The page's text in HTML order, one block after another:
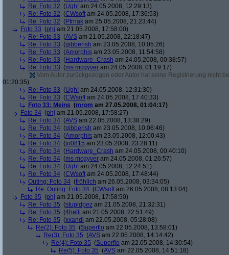
Re: Foto 32 (Ugh! am 24.05.2008, 12:29:13)
Re: Foto 32 (CWsoft am 24.05.2008, 17:36:53)
Re: Foto 32 (Pfrnak am 25.05.2008, 21:23:44)
Foto 33 (phj am 21.05.2008, 17:58:00)
Re: Foto 33 (AVS am 21.05.2008, 22:18:47)
Re: Foto 33 (gibberish am 23.05.2008, 10:05:26)
Re: Foto 33 (Amorphis am 23.05.2008, 11:54:58)
Re: Foto 33 (Hardware_Crash am 24.05.2008, 00:38:57)
Re: Foto 33 (ms mcgyver am 24.05.2008, 01:19:17)
Vom Autor zurückgezogen oder Autor hat seine Registrierung nicht
01:20:35)
Re: Foto 33 (Ugh! am 24.05.2008, 12:31:30)
Re: Foto 33 (CWsoft am 24.05.2008, 17:40:33)
Foto 33: Meins (mrom am 27.05.2008, 01:04:17)
Foto 34 (phj am 21.05.2008, 17:58:27)
Re: Foto 34 (AVS am 22.05.2008, 13:38:29)
Re: Foto 34 (gibberish am 23.05.2008, 10:06:46)
Re: Foto 34 (Amorphis am 23.05.2008, 12:00:43)
Re: Foto 34 (jo0815 am 23.05.2008, 23:28:11)
Re: Foto 34 (Hardware_Crash am 24.05.2008, 00:40:10)
Re: Foto 34 (ms mcgyver am 24.05.2008, 01:26:57)
Re: Foto 34 (Ugh! am 24.05.2008, 12:24:51)
Re: Foto 34 (CWsoft am 24.05.2008, 17:48:44)
Outing: Foto 34 (fröhlich am 26.05.2008, 03:34:05)
Re: Outing: Foto 34 (CWsoft am 26.05.2008, 08:13:04)
Foto 35 (phj am 21.05.2008, 17:58:50)
Re: Foto 35 (stupidpez am 21.05.2008, 21:32:31)
Re: Foto 35 (4helli am 21.05.2008, 22:51:49)
Re: Foto 35 (xxandl am 22.05.2008, 05:28:08)
Re(2): Foto 35 (Superflo am 22.05.2008, 13:58:01)
Re(3): Foto 35 (AVS am 22.05.2008, 14:14:42)
Re(4): Foto 35 (Superflo am 22.05.2008, 14:30:54)
Re(5): Foto 35 (AVS am 22.05.2008, 14:51:18)